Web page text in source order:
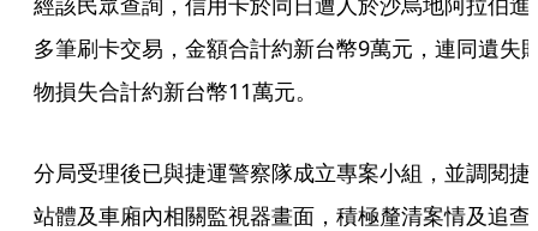
多筆刷卡交易，金額合計約新台幣9萬元，連同遺失
物損失合計約新台幣11萬元。
分局受理後已與捷運警察隊成立專案小組，並調閱捷
站體及車廂內相關監視器畫面，積極釐清案情及追查